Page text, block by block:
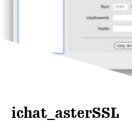
ichat_asterSSL